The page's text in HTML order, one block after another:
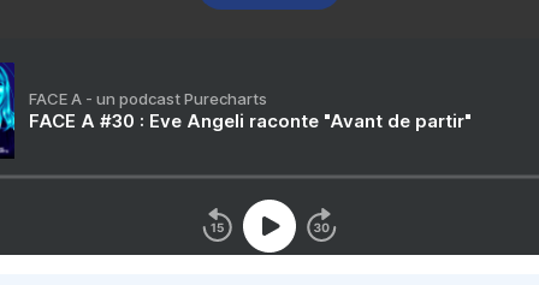
FACE A - un podcast Purecharts
FACE A #30 : Eve Angeli raconte "Avant de partir"